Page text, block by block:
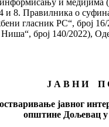
и 8. Правилника о
гласник РС“, број
број 140/2022),
Ј А В Н И П
јавног
општине Дољевац у